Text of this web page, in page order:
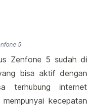
5
Zenfone 5 sudah di
bisa aktif dengan
terhubung internet
kecepatan